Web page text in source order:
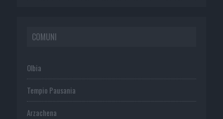
COMUNI
Olbia
Tempio Pausania
Arzachena